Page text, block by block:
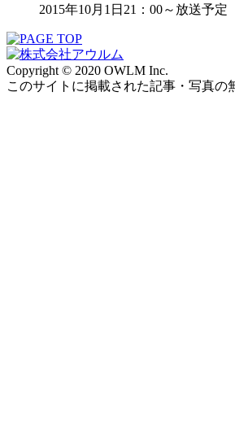
2015年10月1日21：00～放送予定
Copyright © 2020 OWLM Inc.
このサイトに掲載された記事・写真の